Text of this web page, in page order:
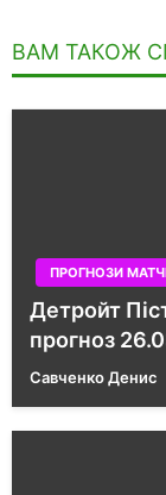
ВАМ ТАКОЖ
ПРОГНОЗИ
Детройт
прогноз
Савченко Денис